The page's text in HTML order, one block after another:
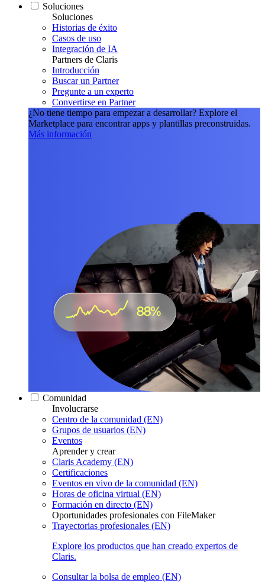
Soluciones
Soluciones
Historias de éxito
Casos de uso
Integración de IA
Partners de Claris
Introducción
Buscar un Partner
Pregunte a un experto
Convertirse en Partner
¿No tiene tiempo para empezar a desarrollar? Explore el
Marketplace para encontrar apps y plantillas preconstruidas.
Más información
Comunidad
Involucrarse
Centro de la comunidad (EN)
Grupos de usuarios (EN)
Eventos
Aprender y crear
Claris Academy (EN)
Certificaciones
Eventos en vivo de la comunidad (EN)
Horas de oficina virtual (EN)
Formación en directo (EN)
Oportunidades profesionales con FileMaker
Trayectorias profesionales (EN)
Explore los productos que han creado expertos de
Claris.
Consultar la bolsa de empleo (EN)